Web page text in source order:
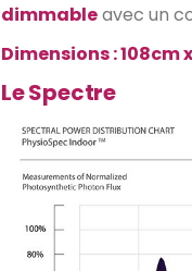
dimmableavec un
Dimensions : 108cm x
Le Spectre